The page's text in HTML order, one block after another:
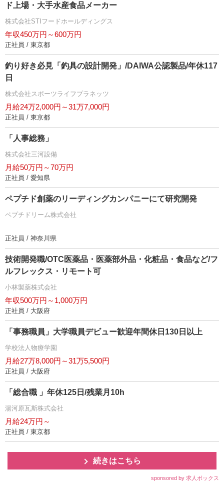
ド上場・大手水産食品メーカー
株式会社STIフードホールディングス
年収450万円～600万円
正社員 / 東京都
釣り好き必見「釣具の設計開発」/DAIWA公認製品/年休117
日
株式会社スポーツライフプラネッツ
月給24万2,000円～31万7,000円
正社員 / 東京都
「人事総務」
株式会社三河設備
月給50万円～70万円
正社員 / 愛知県
ペプチド創薬のリーディングカンパニーにて研究開発
ペプチドリーム株式会社
正社員 / 神奈川県
技術開発職/OTC医薬品・医薬部外品・化粧品・食品など/フ
ルフレックス・リモート可
小林製薬株式会社
年収500万円～1,000万円
正社員 / 大阪府
「事務職員」大学職員デビュー歓迎年間休日130日以上
学校法人物療学園
月給27万8,000円～31万5,500円
正社員 / 大阪府
「総合職 」年休125日/残業月10h
湯河原瓦斯株式会社
月給24万円～
正社員 / 東京都
続きはこちら
sponsored by 求人ボックス